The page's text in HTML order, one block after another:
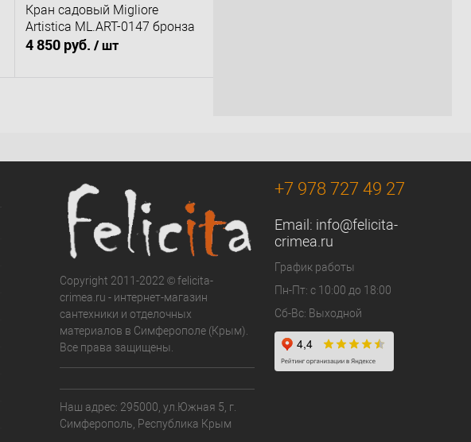
Кран садовый Migliore
Artistica ML.ART-0147 бронза
4 850 руб. / шт
Copyright 2011-2022 © felicita-
crimea.ru - интернет-магазин
сантехники и отделочных
материалов в Симферополе (Крым).
Все права защищены.
Наш адрес: 295000, ул.Южная 5, г.
Симферополь, Республика Крым
+7 978 727 49 27
Email: info@felicita-
crimea.ru
График работы
Пн-Пт: с 10:00 до 18:00
Сб-Вс: Выходной